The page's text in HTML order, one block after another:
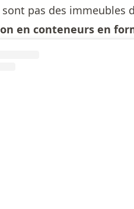
pas des immeubles
en conteneurs en